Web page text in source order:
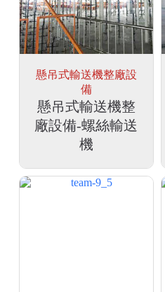
懸吊式輸送機整廠設
備
懸吊式輸送機整
廠設備-螺絲輸送
機